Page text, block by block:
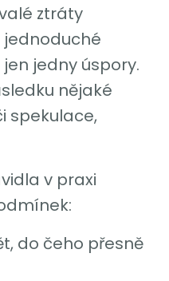
ztráty
jednoduché
jedny úspory.
nějaké
spekulace,
v praxi
do čeho přesně